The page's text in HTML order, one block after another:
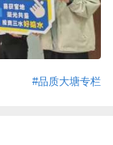
#品质大塘专栏